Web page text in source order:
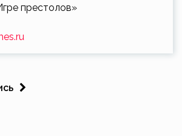
престолов»